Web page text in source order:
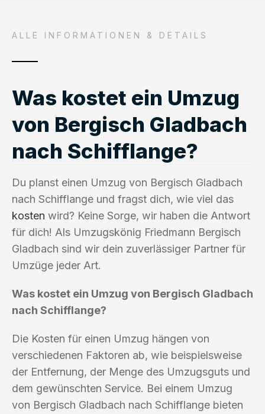
ALLE INFORMATIONEN & DETAILS
Was kostet ein Umzug
von Bergisch Gladbach
nach Schifflange?
Du planst einen Umzug von Bergisch Gladbach
nach Schifflange und fragst dich, wie viel das
kosten wird? Keine Sorge, wir haben die Antwort
für dich! Als Umzugskönig Friedmann Bergisch
Gladbach sind wir dein zuverlässiger Partner für
Umzüge jeder Art.
Was kostet ein Umzug von Bergisch Gladbach
nach Schifflange?
Die Kosten für einen Umzug hängen von
verschiedenen Faktoren ab, wie beispielsweise
der Entfernung, der Menge des Umzugsguts und
dem gewünschten Service. Bei einem Umzug
von Bergisch Gladbach nach Schifflange bieten